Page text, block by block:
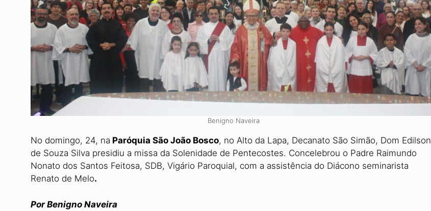
Benigno Naveira
No domingo, 24, na Paróquia São João Bosco, no Alto da Lapa, Decanato São Simão, Dom Edilson
de Souza Silva presidiu a missa da Solenidade de Pentecostes. Concelebrou o Padre Raimundo
Nonato dos Santos Feitosa, SDB, Vigário Paroquial, com a assistência do Diácono seminarista
Renato de Melo.
Por Benigno Naveira